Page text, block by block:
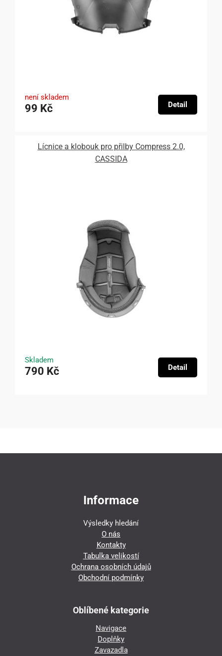
není skladem
99 Kč Detail
Lícnice a klobouk pro přilby Compress 2.0,
CASSIDA
Skladem
790 Kč Detail
Informace
Výsledky hledání
O nás
Kontakty
Tabulka velikostí
Ochrana osobních údajů
Obchodní podmínky
Oblíbené kategorie
Navigace
Doplňky
Zavazadla